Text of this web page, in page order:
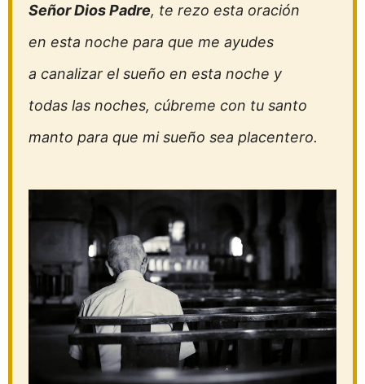
Señor Dios Padre, te rezo esta oración
en esta noche para que me ayudes
a canalizar el sueño en esta noche y
todas las noches, cúbreme con tu santo
manto para que mi sueño sea placentero.